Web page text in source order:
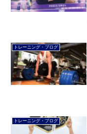
トレーニング・ブログ
トレーニング・ブログ